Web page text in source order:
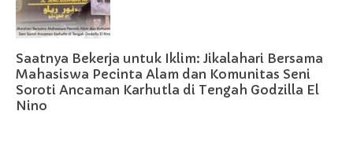
Saatnya Bekerja untuk Iklim: Jikalahari Bersama
Mahasiswa Pecinta Alam dan Komunitas Seni
Soroti Ancaman Karhutla di Tengah Godzilla El
Nino